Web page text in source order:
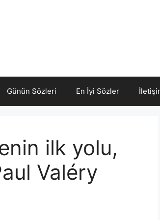
Günün Sözleri En İyi Sözler
ilk yolu,
Valéry